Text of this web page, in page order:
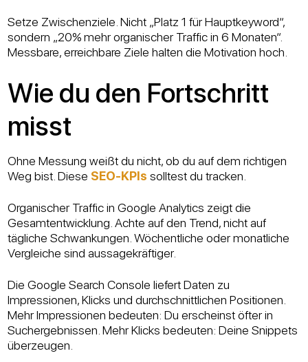
Setze Zwischenziele. Nicht „Platz 1 für Hauptkeyword“,
sondern „20% mehr organischer Traffic in 6 Monaten“.
Messbare, erreichbare Ziele halten die Motivation hoch.
Wie du den Fortschritt
misst
Ohne Messung weißt du nicht, ob du auf dem richtigen
Weg bist. Diese SEO-KPIs solltest du tracken.
Organischer Traffic in Google Analytics zeigt die
Gesamtentwicklung. Achte auf den Trend, nicht auf
tägliche Schwankungen. Wöchentliche oder monatliche
Vergleiche sind aussagekräftiger.
Die Google Search Console liefert Daten zu
Impressionen, Klicks und durchschnittlichen Positionen.
Mehr Impressionen bedeuten: Du erscheinst öfter in
Suchergebnissen. Mehr Klicks bedeuten: Deine Snippets
überzeugen.